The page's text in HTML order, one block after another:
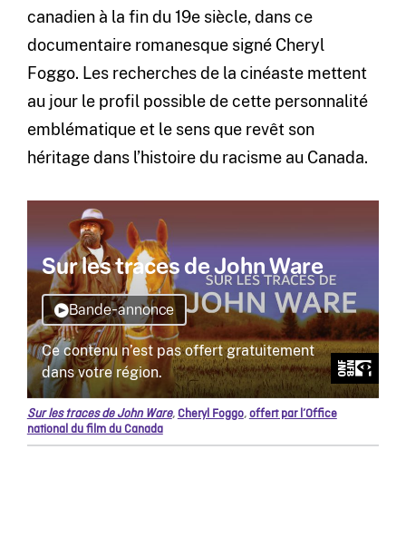
canadien à la fin du 19e siècle, dans ce
documentaire romanesque signé Cheryl
Foggo. Les recherches de la cinéaste mettent
au jour le profil possible de cette personnalité
emblématique et le sens que revêt son
héritage dans l’histoire du racisme au Canada.
Sur les traces de John Ware, Cheryl Foggo,offert par l’Office
national du film du Canada